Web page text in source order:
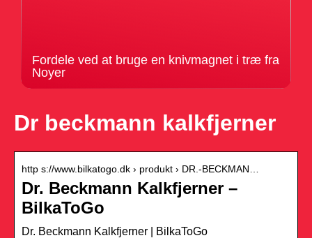
Fordele ved at bruge en knivmagnet i træ fra
Noyer
Dr beckmann kalkfjerner
http s://www.bilkatogo.dk › produkt › DR.-BECKMAN…
Dr. Beckmann Kalkfjerner –
BilkaToGo
Dr. Beckmann Kalkfjerner | BilkaToGo